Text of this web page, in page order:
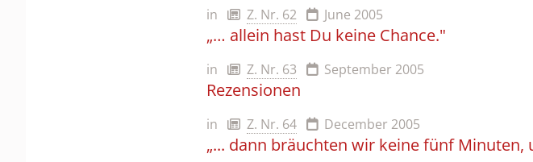
in Z. Nr. 62 June 2005
„… allein hast Du keine Chance."
in Z. Nr. 63 September 2005
Rezensionen
in Z. Nr. 64 December 2005
„... dann bräuchten wir keine fünf